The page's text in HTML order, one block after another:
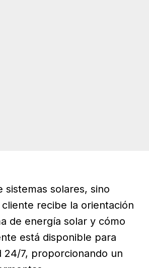
solares, sino
recibe la orientación
de energía solar y cómo
está disponible para
7, proporcionando un